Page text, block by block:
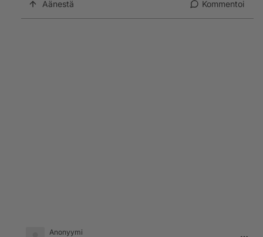
Äänestä Kommentoi
Anonyymi